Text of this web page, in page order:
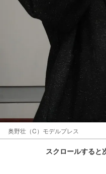
奥野壮（C）モデルプレス
スクロールすると